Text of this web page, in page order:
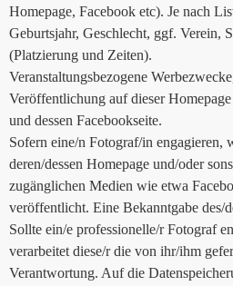
Homepage, Facebook etc). Je nach
Geburtsjahr, Geschlecht, ggf. Verein,
(Platzierung und Zeiten).
Veranstaltungsbezogene
Veröffentlichung auf dieser
und dessen Facebookseite.
Sofern eine/n Fotograf/in engagieren,
deren/dessen Homepage und/oder
zugänglichen Medien wie etwa
veröffentlicht. Eine Bekanntgabe
Sollte ein/e professionelle/r Fotograf
verarbeitet diese/r die von ihr/ihm
Verantwortung. Auf die